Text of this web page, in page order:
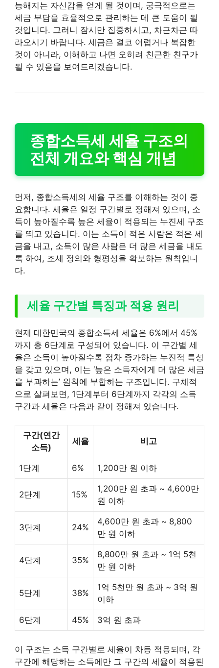
능해지는 자신감을 얻게 될 것이며, 궁극적으로는
세금 부담을 효율적으로 관리하는 데 큰 도움이 될
것입니다. 그러니 잠시만 집중하시고, 차근차근 따
라오시기 바랍니다. 세금은 결코 어렵거나 복잡한
것이 아니라, 이해하고 나면 오히려 친근한 친구가
될 수 있음을 보여드리겠습니다.
종합소득세 세율 구조의
전체 개요와 핵심 개념
먼저, 종합소득세의 세율 구조를 이해하는 것이 중
요합니다. 세율은 일정 구간별로 정해져 있으며, 소
득이 높아질수록 높은 세율이 적용되는 누진세 구조
를 띄고 있습니다. 이는 소득이 적은 사람은 적은 세
금을 내고, 소득이 많은 사람은 더 많은 세금을 내도
록 하여, 조세 정의와 형평성을 확보하는 원칙입니
다.
세율 구간별 특징과 적용 원리
현재 대한민국의 종합소득세 세율은 6%에서 45%
까지 총 6단계로 구성되어 있습니다. 이 구간별 세
율은 소득이 높아질수록 점차 증가하는 누진적 특성
을 갖고 있으며, 이는 ‘높은 소득자에게 더 많은 세금
을 부과하는’ 원칙에 부합하는 구조입니다. 구체적
으로 살펴보면, 1단계부터 6단계까지 각각의 소득
구간과 세율은 다음과 같이 정해져 있습니다.
구간(연간
소득)
세율 비고
1단계 6% 1,200만 원 이하
2단계 15%
1,200만 원 초과 ~ 4,600만
원 이하
3단계 24%
4,600만 원 초과 ~ 8,800
만 원 이하
4단계 35%
8,800만 원 초과 ~ 1억 5천
만 원 이하
5단계 38%
1억 5천만 원 초과 ~ 3억 원
이하
6단계 45% 3억 원 초과
이 구조는 소득 구간별로 세율이 차등 적용되며, 각
구간에 해당하는 소득에만 그 구간의 세율이 적용된